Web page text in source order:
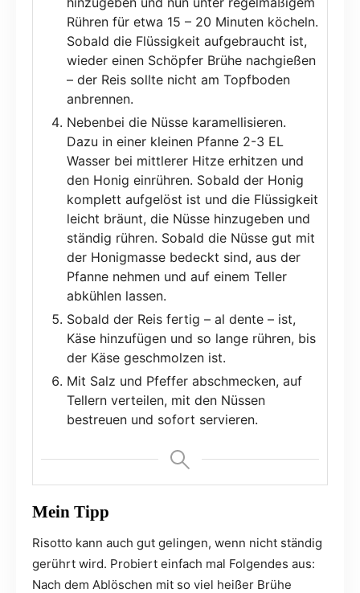
Rühren für etwa 15 – 20 Minuten köcheln.
Sobald die Flüssigkeit aufgebraucht ist,
wieder einen Schöpfer Brühe nachgießen
– der Reis sollte nicht am Topfboden
anbrennen.
Nebenbei die Nüsse karamellisieren.
Dazu in einer kleinen Pfanne 2-3 EL
Wasser bei mittlerer Hitze erhitzen und
den Honig einrühren. Sobald der Honig
komplett aufgelöst ist und die Flüssigkeit
leicht bräunt, die Nüsse hinzugeben und
ständig rühren. Sobald die Nüsse gut mit
der Honigmasse bedeckt sind, aus der
Pfanne nehmen und auf einem Teller
abkühlen lassen.
Sobald der Reis fertig – al dente – ist,
Käse hinzufügen und so lange rühren, bis
der Käse geschmolzen ist.
Mit Salz und Pfeffer abschmecken, auf
Tellern verteilen, mit den Nüssen
bestreuen und sofort servieren.
Mein Tipp
Risotto kann auch gut gelingen, wenn nicht ständig
gerührt wird. Probiert einfach mal Folgendes aus:
Nach dem Ablöschen mit so viel heißer Brühe